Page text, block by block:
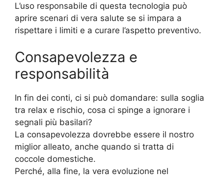
L’uso responsabile di questa tecnologia può
aprire scenari di vera salute se si impara a
rispettare i limiti e a curare l’aspetto preventivo.
Consapevolezza e
responsabilità
In fin dei conti, ci si può domandare: sulla soglia
tra relax e rischio, cosa ci spinge a ignorare i
segnali più basilari?
La consapevolezza dovrebbe essere il nostro
miglior alleato, anche quando si tratta di
coccole domestiche.
Perché, alla fine, la vera evoluzione nel